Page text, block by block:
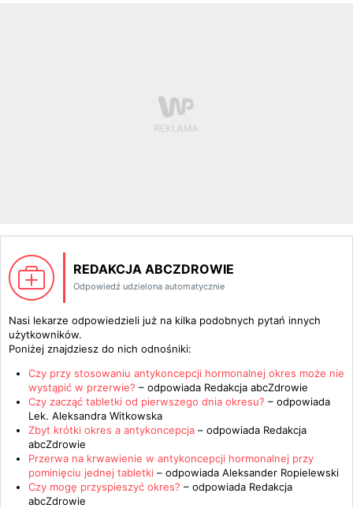
REDAKCJA ABCZDROWIE
Odpowiedź udzielona automatycznie
Nasi lekarze odpowiedzieli już na kilka podobnych pytań innych
użytkowników.
Poniżej znajdziesz do nich odnośniki:
Czy przy stosowaniu antykoncepcji hormonalnej okres może nie
wystąpić w przerwie? – odpowiada Redakcja abcZdrowie
Czy zacząć tabletki od pierwszego dnia okresu? – odpowiada
Lek. Aleksandra Witkowska
Zbyt krótki okres a antykoncepcja – odpowiada Redakcja
abcZdrowie
Przerwa na krwawienie w antykoncepcji hormonalnej przy
pominięciu jednej tabletki – odpowiada Aleksander Ropielewski
Czy mogę przyspieszyć okres? – odpowiada Redakcja
abcZdrowie